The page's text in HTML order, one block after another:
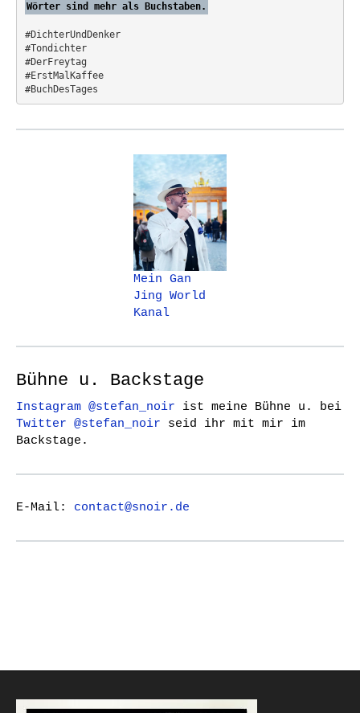
Wörter sind mehr als Buchstaben.
#DichterUndDenker
#Tondichter
#DerFreytag
#ErstMalKaffee
#BuchDesTages
Mein Gan
Jing World
Kanal
Bühne u. Backstage
Instagram @stefan_noir ist meine Bühne u. bei
Twitter @stefan_noir seid ihr mit mir im
Backstage.
E-Mail: contact@snoir.de